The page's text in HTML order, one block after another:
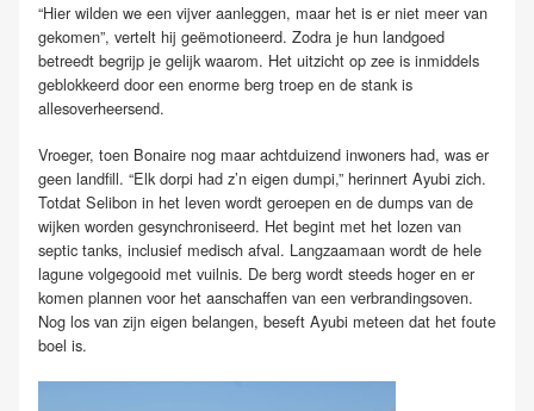
“Hier wilden we een vijver aanleggen, maar het is er niet meer van
gekomen”, vertelt hij geëmotioneerd. Zodra je hun landgoed
betreedt begrijp je gelijk waarom. Het uitzicht op zee is inmiddels
geblokkeerd door een enorme berg troep en de stank is
allesoverheersend.
Vroeger, toen Bonaire nog maar achtduizend inwoners had, was er
geen landfill. “Elk dorpi had z’n eigen dumpi,” herinnert Ayubi zich.
Totdat Selibon in het leven wordt geroepen en de dumps van de
wijken worden gesynchroniseerd. Het begint met het lozen van
septic tanks, inclusief medisch afval. Langzaamaan wordt de hele
lagune volgegooid met vuilnis. De berg wordt steeds hoger en er
komen plannen voor het aanschaffen van een verbrandingsoven.
Nog los van zijn eigen belangen, beseft Ayubi meteen dat het foute
boel is.